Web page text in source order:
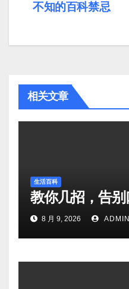
章
导
不知的百科禁忌
相关文章
生活百科
教你几招，告别
8 月 9, 2026